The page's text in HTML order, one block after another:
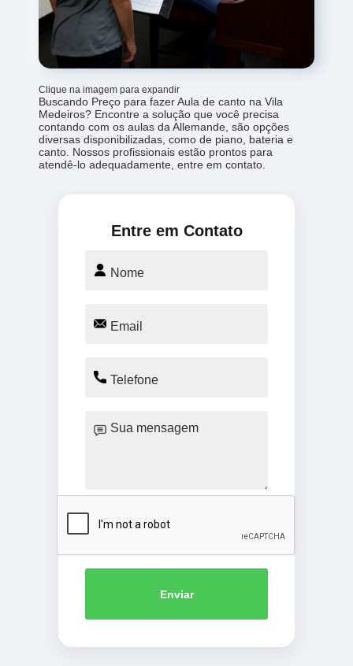
Clique na imagem para expandir
Buscando Preço para fazer Aula de canto na Vila
Medeiros? Encontre a solução que você precisa
contando com os aulas da Allemande, são opções
diversas disponibilizadas, como de piano, bateria e
canto. Nossos profissionais estão prontos para
atendê-lo adequadamente, entre em contato.
Entre em Contato
Enviar